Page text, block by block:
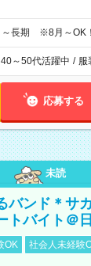
～長期 ※8月～OK！
40～50代活躍中 / 服
応募する
未読
バンド＊サ
トバイト＠
OK 社会人未経験